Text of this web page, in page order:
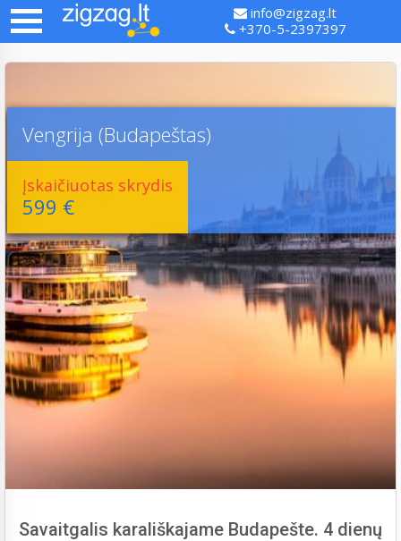
info@zigzag.lt
+370-5-2397397
Vengrija (Budapeštas)
Įskaičiuotas skrydis
599 €
Savaitgalis karališkajame Budapešte. 4 dienų